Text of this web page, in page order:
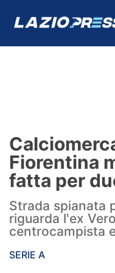
Formello
Infortuni
Primavera
Calciomercato
Lazio Women
Fiorentina
fatta per
Strada spianata
riguarda l'ex
centrocampista
SERIE A